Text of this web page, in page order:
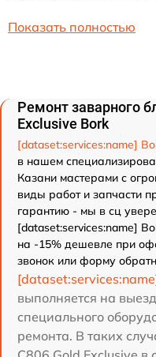
Показать полностью
Ремонт заварного
Exclusive Bork
[dataset:services:name]
в нашем
Казани мастерами с
виды работ и запчасти
гарантию - мы в сц
[dataset:services:name]
на -15% дешевле при
звонок или форму
выполняется на
специального
ремонта. В таких